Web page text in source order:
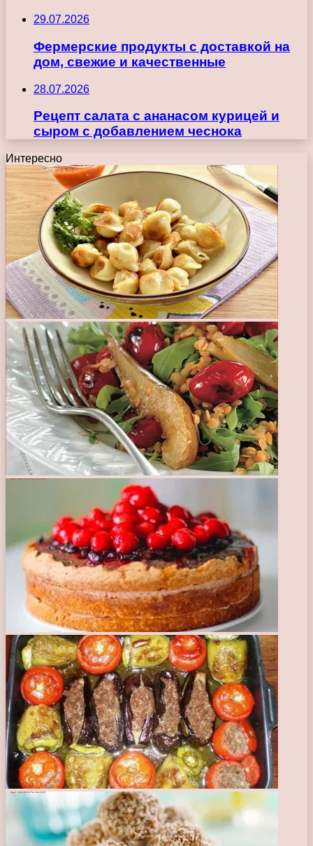
29.07.2026
Фермерские продукты с доставкой на
дом, свежие и качественные
28.07.2026
Рецепт салата с ананасом курицей и
сыром с добавлением чеснока
Интересно